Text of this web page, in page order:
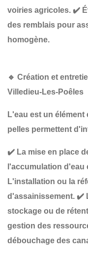
voiries agricoles. ✔️
des remblais pour
homogène.
🔹 Création et
Villedieu-Les-Poêles
L'eau est un
pelles permettent
✔️ La mise en place
l'accumulation
L'installation ou la
d'assainissement. ✔️
stockage ou de
gestion des
débouchage des